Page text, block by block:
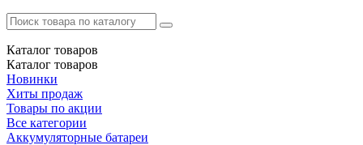
Каталог товаров
Каталог товаров
Новинки
Хиты продаж
Товары по акции
Все категории
Аккумуляторные батареи